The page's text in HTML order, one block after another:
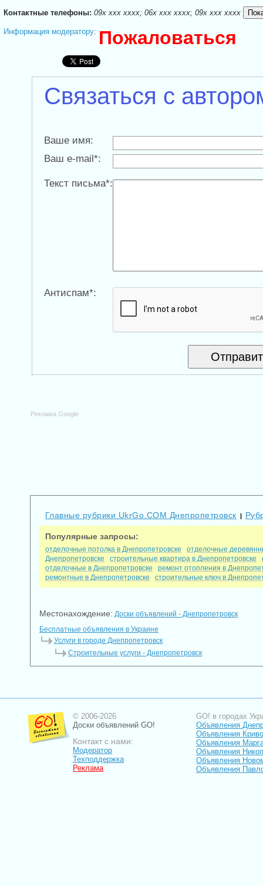
Контактные телефоны: 09x xxx xxxx; 06x xxx xxxx; 09x xxx xxxx
Информация модератору: Пожаловаться
Связаться с
Ваше имя:
Ваш e-mail*:
Текст письма*:
Антиспам*:
Реклама Google
Главные рубрики UkrGo.COM Днепропетровск
Популярные запросы:
отделочные потолка в Днепропетровске
отделочные
Днепропетровске
строительные квартира в Днепропетровске
отделочные в Днепропетровске
ремонт отопления в
ремонтные в Днепропетровске
строительные ключ в
Местонахождение: Доски объявлений - Днепропетровск
Бесплатные объявления в Украине
Услуги в городе Днепропетровск
Строительные услуги - Днепропетровск
© 2006-2026
Доски объявлений GO!
Контакт с нами:
Модератор
Техподдержка
Реклама
GO! в городах
Объявления
Объявления
Объявления
Объявления
Объявления
Объявления